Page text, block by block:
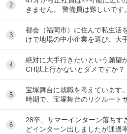
2
きません。 警備員は難しいで
運転手は無理です。できません
3
都会（福岡市）に住んで私生活
けで地場の中小企業を選び、大
を蹴るのは長期的に見てもった
4
絶対に大手行きたいという願望
CH以上行かないとダメですか
けなくなるのでもしそんな願望
5
宝塚舞台に就職を考えています
時期で、宝塚舞台のリクルート
行こうとしています。 ですが、
6
28卒、サマーインターン落ちす
どインターン出しましたが通過